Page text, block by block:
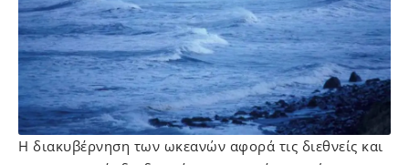
Η διακυβέρνηση των ωκεανών αφορά τις διεθνείς και